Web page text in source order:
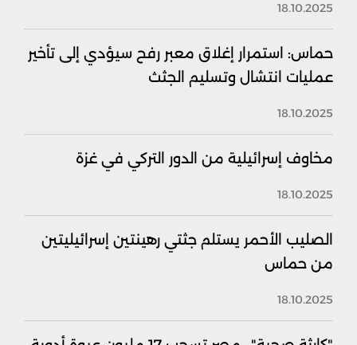
18.10.2025
حماس: استمرار إغلاق معبر رفح سيؤدي إلى تأخير
عمليات انتشال وتسليم الجثث
18.10.2025
مخاوف إسرائيلية من الدور التركي في غزة
18.10.2025
الصليب الأحمر يستلم جثتي رهينتين إسرائيليتين
من حماس
18.10.2025